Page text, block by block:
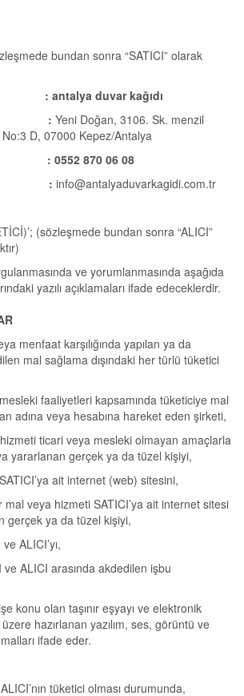
bundan sonra “SATICI” olarak
: antalya duvar kağıdı
: Yeni Doğan, 3106. Sk. menzil
D, 07000 Kepez/Antalya
870 06 08
: info@antalyaduvarkagidi.com.tr
(sözleşmede bundan sonra “ALICI”
ve yorumlanmasında aşağıda
yazılı açıklamaları ifade edeceklerdir.
menfaat karşılığında yapılan ya da
mal sağlama dışındaki her türlü tüketici
faaliyetleri kapsamında tüketiciye mal
adına veya hesabına hareket eden şirketi,
ticari veya mesleki olmayan amaçlarla
yararlanan gerçek ya da tüzel kişiyi,
SATICI’ya ait internet (web) sitesini,
mal veya hizmeti SATICI’ya ait internet sitesi
gerçek ya da tüzel kişiyi,
ALICI’yı,
ve ALICI arasında akdedilen işbu
konu olan taşınır eşyayı ve elektronik
hazırlanan yazılım, ses, görüntü ve
ifade eder.
tüketici olması durumunda,